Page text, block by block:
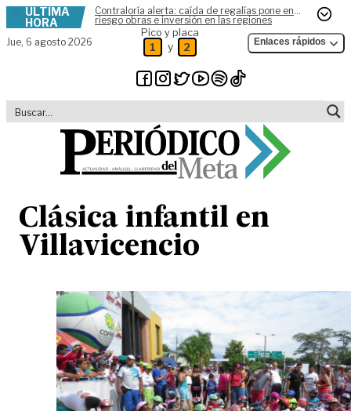
Skip to content
ÚLTIMA
HORA
Contraloría alerta: caída de regalías pone en
riesgo obras e inversión en las regiones
Jue, 6 agosto 2026
Pico y placa
1 y 2 Enlaces rápidos
Clásica infantil en
Villavicencio